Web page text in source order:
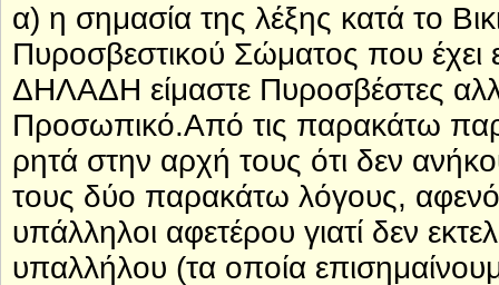
α) η σημασία της λέξης κατά το
Πυροσβεστικού Σώματος που έχει
ΔΗΛΑΔΗ είμαστε Πυροσβέστες
Προσωπικό.Από τις παρακάτω
ρητά στην αρχή τους ότι δεν
τους δύο παρακάτω λόγους, αφενός
υπάλληλοι αφετέρου γιατί δεν
υπαλλήλου (τα οποία